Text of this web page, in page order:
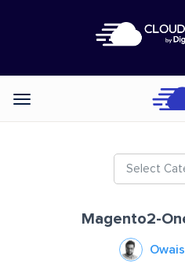
Categories
Select
Magento2-